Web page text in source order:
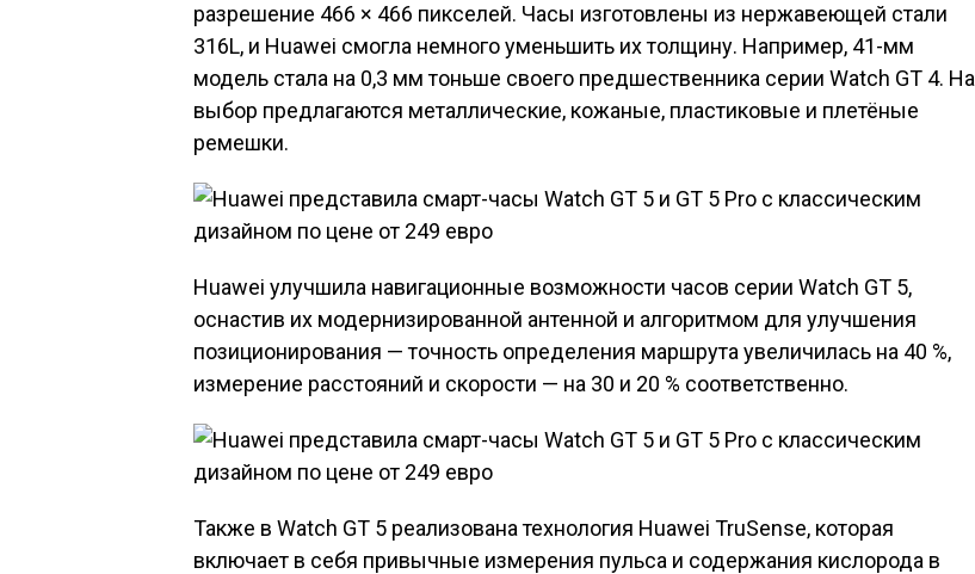
разрешение 466 × 466 пикселей. Часы изготовлены из нержавеющей стали
316L, и Huawei смогла немного уменьшить их толщину. Например, 41-мм
модель стала на 0,3 мм тоньше своего предшественника серии Watch GT 4. На
выбор предлагаются металлические, кожаные, пластиковые и плетёные
ремешки.
Huawei улучшила навигационные возможности часов серии Watch GT 5,
оснастив их модернизированной антенной и алгоритмом для улучшения
позиционирования — точность определения маршрута увеличилась на 40 %,
измерение расстояний и скорости — на 30 и 20 % соответственно.
Также в Watch GT 5 реализована технология Huawei TruSense, которая
включает в себя привычные измерения пульса и содержания кислорода в